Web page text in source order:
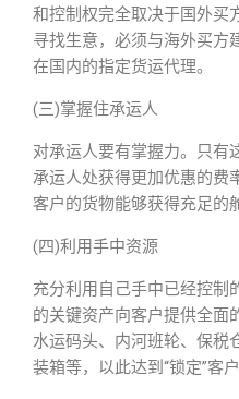
和控制权完全取决于国外买
寻找生意，必须与海外买方
在国内的指定货运代理。
(三)掌握住承运人
对承运人要有掌握力。只有
承运人处获得更加优惠的费
客户的货物能够获得充足的
(四)利用手中资源
充分利用自己手中已经控制
的关键资产向客户提供全面
水运码头、内河班轮、保税
装箱等，以此达到“锁定”客户